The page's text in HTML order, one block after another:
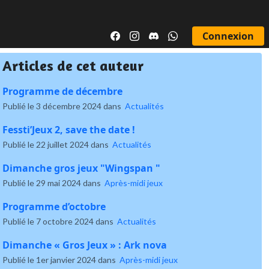
Connexion
Articles de cet auteur
Programme de décembre
Publié le 3 décembre 2024 dans Actualités
Fessti’Jeux 2, save the date !
Publié le 22 juillet 2024 dans Actualités
Dimanche gros jeux "Wingspan "
Publié le 29 mai 2024 dans Après-midi jeux
Programme d’octobre
Publié le 7 octobre 2024 dans Actualités
Dimanche « Gros Jeux » : Ark nova
Publié le 1er janvier 2024 dans Après-midi jeux